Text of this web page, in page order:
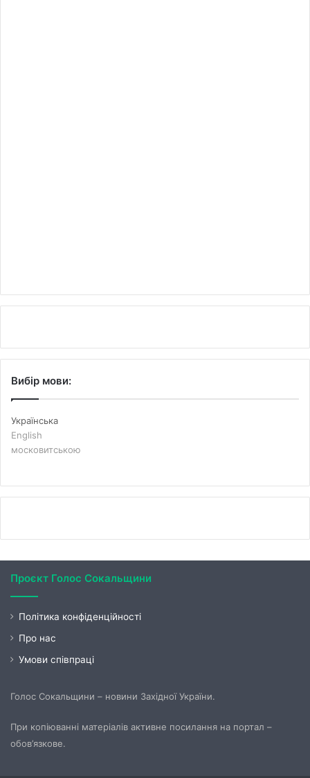
Вибір мови:
Українська
English
московитською
Проєкт Голос Сокальщини
Політика конфіденційності
Про нас
Умови співпраці
Голос Сокальщини – новини Західної України.
При копіюванні матеріалів активне посилання на портал –
обов’язкове.